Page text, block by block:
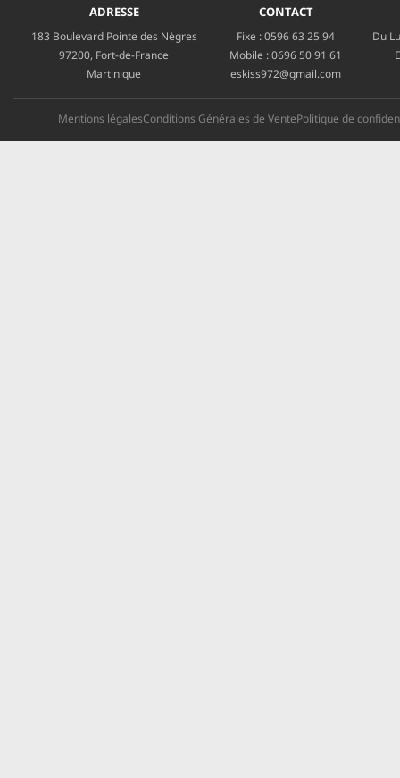
ADRESSE
183 Boulevard Pointe des Nègres
97200, Fort-de-France
Martinique
CONTACT
Fixe :0596 63 25 94
Mobile :0696 50 91 61
eskiss972@gmail.com
Du
Mentions légalesConditions Générales de VentePolitique de